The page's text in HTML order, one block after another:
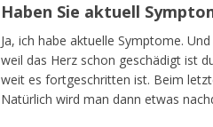
Haben Sie aktuell
Ja, ich habe aktuelle Symptome.
weil das Herz schon geschädigt ist
weit es fortgeschritten ist. Beim
Natürlich wird man dann etwas